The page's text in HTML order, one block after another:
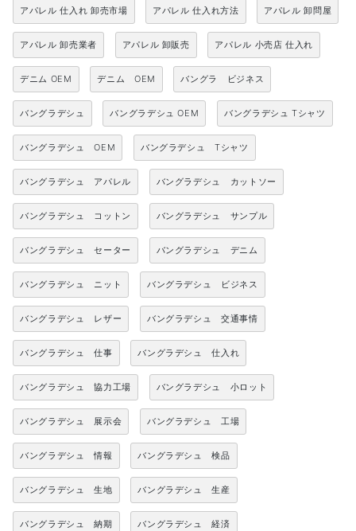
アパレル 仕入れ 卸売市場 アパレル 仕入れ方法 アパレル 卸問屋
アパレル 卸売業者 アパレル 卸販売 アパレル 小売店 仕入れ
デニム OEM デニム OEM バングラ ビジネス
バングラデシュ バングラデシュ OEM バングラデシュ Tシャツ
バングラデシュ OEM バングラデシュ Tシャツ
バングラデシュ アパレル バングラデシュ カットソー
バングラデシュ コットン バングラデシュ サンプル
バングラデシュ セーター バングラデシュ デニム
バングラデシュ ニット バングラデシュ ビジネス
バングラデシュ レザー バングラデシュ 交通事情
バングラデシュ 仕事 バングラデシュ 仕入れ
バングラデシュ 協力工場 バングラデシュ 小ロット
バングラデシュ 展示会 バングラデシュ 工場
バングラデシュ 情報 バングラデシュ 検品
バングラデシュ 生地 バングラデシュ 生産
バングラデシュ 納期 バングラデシュ 経済